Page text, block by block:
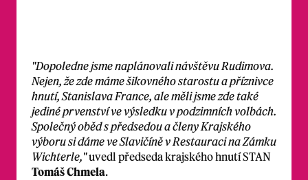
"Dopoledne jsme naplánovali návštěvu Rudimova.
Nejen, že zde máme šikovného starostu a příznivce
hnutí, Stanislava France, ale měli jsme zde také
jediné prvenství ve výsledku v podzimních volbách.
Společný oběd s předsedou a členy Krajského
výboru si dáme ve Slavičíně v Restauraci na Zámku
Wichterle,"uvedl předseda krajského hnutí STAN
Tomáš Chmela.